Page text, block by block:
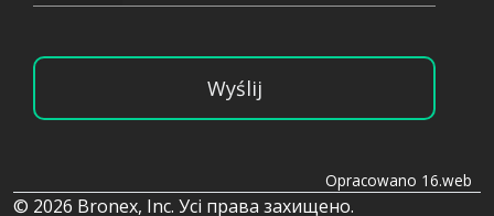
Wyślij
Opracowano 16.web
© 2026 Bronex, Inc. Усі права захищено.